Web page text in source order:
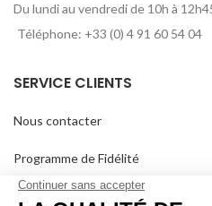
Du lundi au vendredi de 10h à
Téléphone: +33 (0) 4 91 60 54 04
SERVICE CLIENTS
Nous contacter
Programme de Fidélité
Nos points de vente